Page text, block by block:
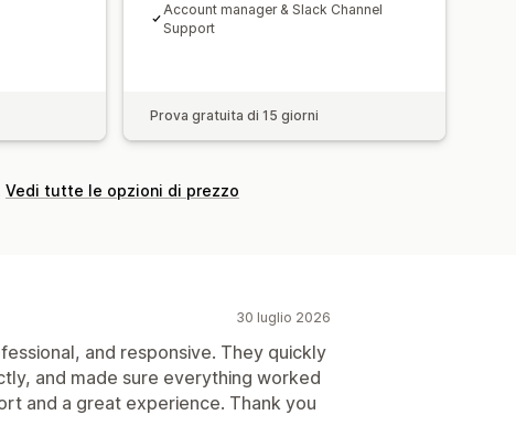
Account manager & Slack Channel
Support
Prova gratuita di 15 giorni
Vedi tutte le opzioni di prezzo
30 luglio 2026
and responsive. They quickly
and made sure everything worked
and a great experience. Thank you